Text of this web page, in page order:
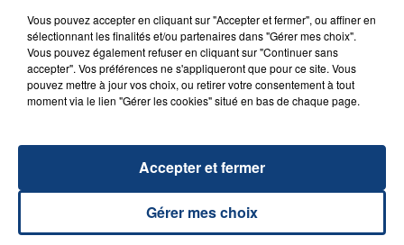
20 juillet 2026
OPÉRER DE LA CHEVILLE RESSORT DE LA...
La famille a porté plainte contre la clinique qui a
reconnu sa responsabilité et présenté ses
TITRES DIFFUSÉS
Vous pouvez accepter en cliquant sur "Accepter et fermer", ou affiner en
sélectionnant les finalités et/ou partenaires dans "Gérer mes choix".
Vous pouvez également refuser en cliquant sur "Continuer sans
accepter". Vos préférences ne s'appliqueront que pour ce site. Vous
pouvez mettre à jour vos choix, ou retirer votre consentement à tout
moment via le lien "Gérer les cookies" situé en bas de chaque page.
Gérer mes choix
Accepter et fermer